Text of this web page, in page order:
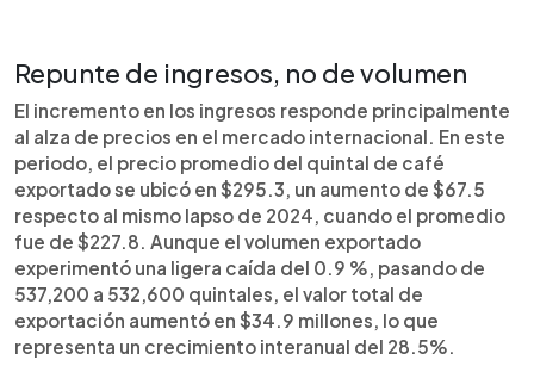
Repunte de ingresos, no de volumen
El incremento en los ingresos responde principalmente
al alza de precios en el mercado internacional. En este
periodo, el precio promedio del quintal de café
exportado se ubicó en $295.3, un aumento de $67.5
respecto al mismo lapso de 2024, cuando el promedio
fue de $227.8. Aunque el volumen exportado
experimentó una ligera caída del 0.9 %, pasando de
537,200 a 532,600 quintales, el valor total de
exportación aumentó en $34.9 millones, lo que
representa un crecimiento interanual del 28.5%.